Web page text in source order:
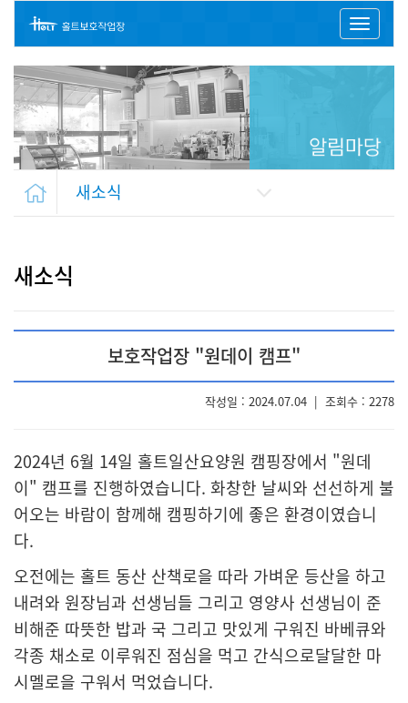
새소식
새소식
보호작업장 "원데이 캠프"
작성일 : 2024.07.04 | 조회수 : 2278
2024년 6월 14일 홀트일산요양원 캠핑장에서 "원데
이" 캠프를 진행하였습니다. 화창한 날씨와 선선하게 불
어오는 바람이 함께해 캠핑하기에 좋은 환경이였습니
다.
오전에는 홀트 동산 산책로을 따라 가벼운 등산을 하고
내려와 원장님과 선생님들 그리고 영양사 선생님이 준
비해준 따뜻한 밥과 국 그리고 맛있게 구워진 바베큐와
각종 채소로 이루워진 점심을 먹고 간식으로달달한 마
시멜로을 구워서 먹었습니다.